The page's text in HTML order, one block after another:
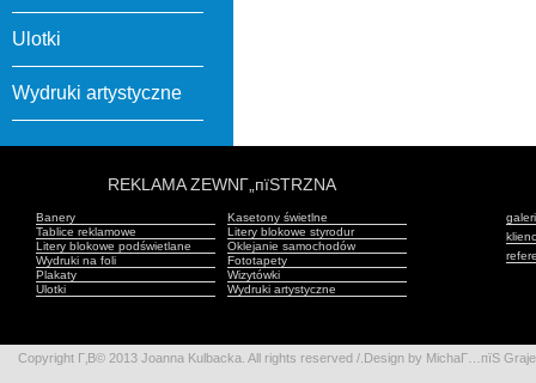
Ulotki
Wydruki artystyczne
REKLAMA ZEWNГ„пїЅTRZNA
Banery
Kasetony świetlne
Tablice reklamowe
Litery blokowe styrodur
Litery blokowe podświetlane
Oklejanie samochodów
Wydruki na foli
Fototapety
Plakaty
Wizytówki
Ulotki
Wydruki artystyczne
Copyright Г‚В© 2013 Joanna Kulbacka. All rights reserved /.Design by MichaГ…пїЅ